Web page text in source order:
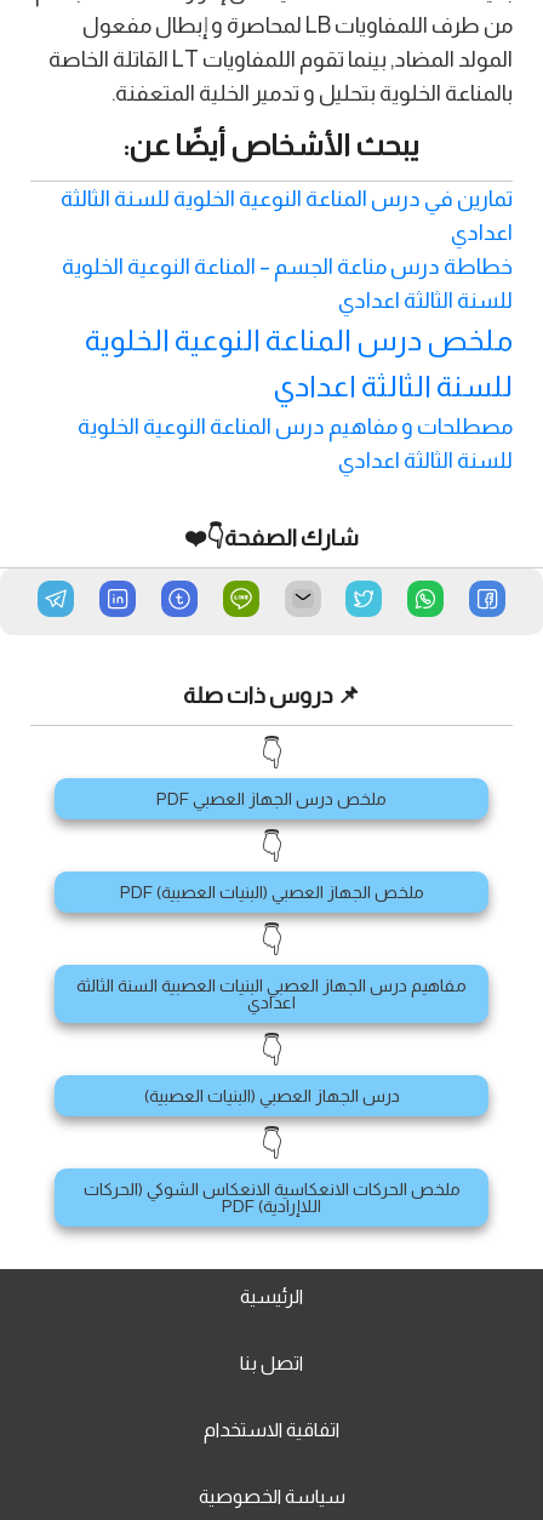
من طرف اللمفاويات LB لمحاصرة و إبطال مفعول
المولد المضاد, بينما تقوم اللمفاويات LT القاتلة الخاصة
بالمناعة الخلوية بتحليل و تدمير الخلية المتعفنة.
يبحث الأشخاص أيضًا عن:
تمارين في درس المناعة النوعية الخلوية للسنة الثالثة
اعدادي
خطاطة درس مناعة الجسم – المناعة النوعية الخلوية
للسنة الثالثة اعدادي
ملخص درس المناعة النوعية الخلوية
للسنة الثالثة اعدادي
مصطلحات و مفاهيم درس المناعة النوعية الخلوية
للسنة الثالثة اعدادي
شارك الصفحة👇❤️
📌 دروس ذات صلة
👇
ملخص درس الجهاز العصبي PDF
👇
ملخص الجهاز العصبي (البنيات العصبية) PDF
👇
مفاهيم درس الجهاز العصبي البنيات العصبية السنة الثالثة
اعدادي
👇
درس الجهاز العصبي (البنيات العصبية)
👇
ملخص الحركات الانعكاسية الانعكاس الشوكي (الحركات
اللاإرادية) PDF
الرئيسية
اتصل بنا
اتفاقية الاستخدام
سياسة الخصوصية